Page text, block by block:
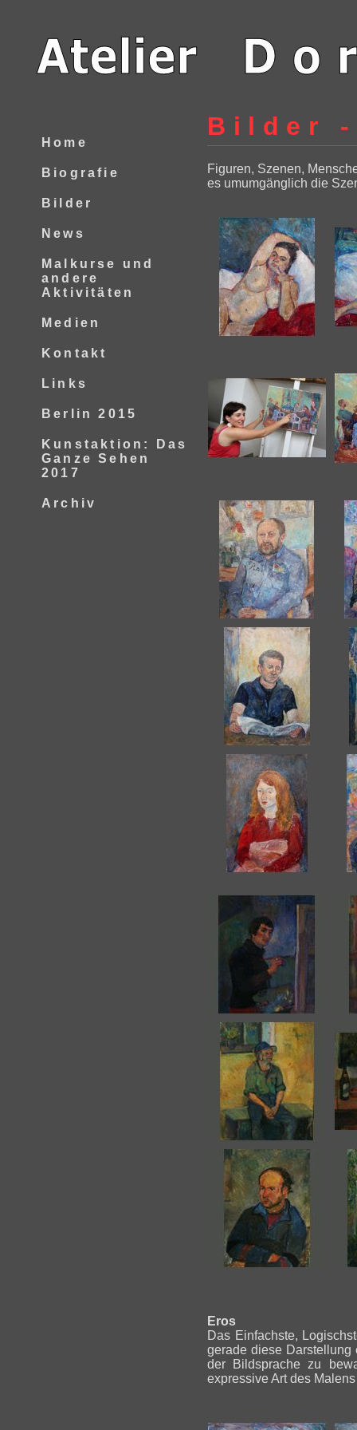
Bilder
Figuren, Szenen,
es umumgänglich die
Eros
Das Einfachste,
gerade diese
der Bildsprache zu
expressive Art des
Home
Biografie
Bilder
News
Malkurse und
andere
Aktivitäten
Medien
Kontakt
Links
Berlin 2015
Kunstaktion: Das
Ganze Sehen
2017
Archiv